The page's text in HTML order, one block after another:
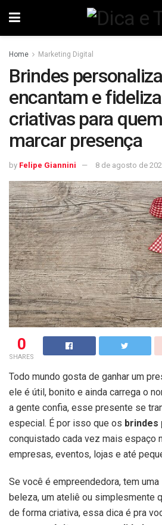
Home Marketing Digital
Brindes
encantam e
criativas para
marcar presença
by Felipe Giannini 8 de agosto de
0
SHARES
Todo mundo gosta de ganhar um
ele é útil, bonito e ainda carrega o
a gente confia, esse presente se
especial. É por isso que os brindes
conquistado cada vez mais espaço
empresas, eventos, lojas e até
Se você é empreendedora, tem uma
beleza, um ateliê ou simplesmente
de forma criativa, essa dica é pra